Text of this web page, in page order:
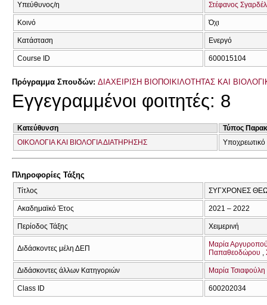
Υπεύθυνος/η Στέφανος
Κοινό Όχι
Κατάσταση Ενεργό
Course ID 600015104
Πρόγραμμα Σπουδών: ΔΙΑΧΕΙΡΙΣΗ ΒΙΟΠΟΙΚΙΛΟΤΗΤΑΣ ΚΑΙ
Εγγεγραμμένοι φοιτητές: 8
Κατεύθυνση
Τύπος
ΟΙΚΟΛΟΓΙΑ ΚΑΙ ΒΙΟΛΟΓΙΑ ΔΙΑΤΗΡΗΣΗΣ
Υποχρεωτικό
Πληροφορίες Τάξης
Τίτλος ΣΥΓΧΡΟΝΕΣ
Ακαδημαϊκό Έτος 2021 – 2022
Περίοδος Τάξης Χειμερινή
Διδάσκοντες μέλη ΔΕΠ
Μαρία
Παπαθεοδώρου
Διδάσκοντες άλλων Κατηγοριών Μαρία Τσιαφούλη
Class ID 600202034